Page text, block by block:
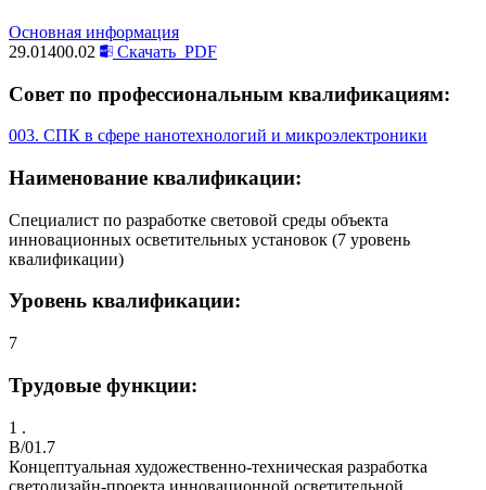
Основная информация
29.01400.02
Скачать PDF
Совет по профессиональным квалификациям:
003. СПК в сфере нанотехнологий и микроэлектроники
Наименование квалификации:
Специалист по разработке световой среды объекта
инновационных осветительных установок (7 уровень
квалификации)
Уровень квалификации:
7
Трудовые функции:
1 .
B/01.7
Концептуальная художественно-техническая разработка
светодизайн-проекта инновационной осветительной